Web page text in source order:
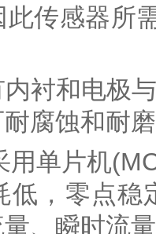
传感器所
衬和电极
腐蚀和耐
单片机
低，零点
、瞬时流